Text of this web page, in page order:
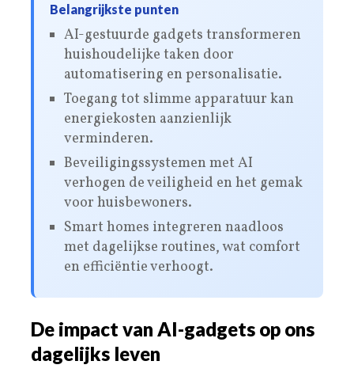
Belangrijkste punten
AI-gestuurde gadgets transformeren
huishoudelijke taken door
automatisering en personalisatie.
Toegang tot slimme apparatuur kan
energiekosten aanzienlijk
verminderen.
Beveiligingssystemen met AI
verhogen de veiligheid en het gemak
voor huisbewoners.
Smart homes integreren naadloos
met dagelijkse routines, wat comfort
en efficiëntie verhoogt.
De impact van AI-gadgets op ons
dagelijks leven